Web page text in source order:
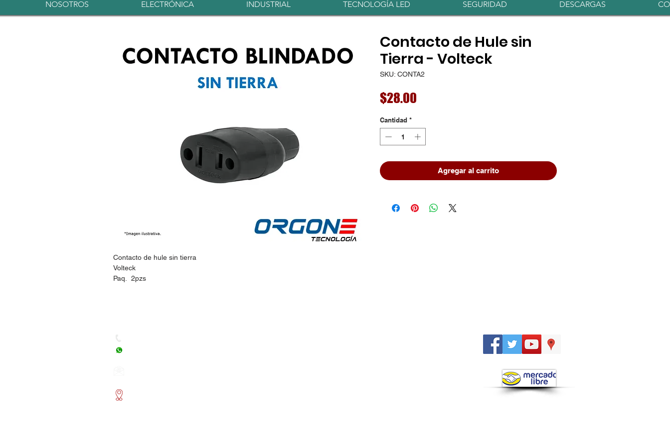
Iniciar sesión
NOSOTROS ELECTRÓNICA INDUSTRIAL TECNOLOGÍA LED SEGURIDAD DESCARGAS
Contacto de hule sin tierra
Volteck
Paq. 2pzs
Contacto de Hule sin
Tierra - Volteck
SKU: CONTA2
$28.00
Cantidad *
Agregar al carrito